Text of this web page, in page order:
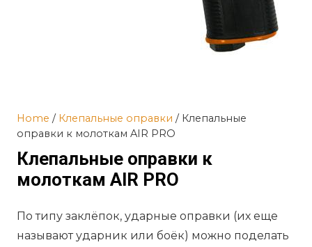
Home / Клепальные оправки / Клепальные
оправки к молоткам AIR PRO
Клепальные оправки к
молоткам AIR PRO
По типу заклёпок, ударные оправки (их еще
называют ударник или боёк) можно поделать